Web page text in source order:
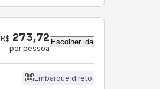
R$ 273,72
por pessoa
Escolher ida
Embarque direto